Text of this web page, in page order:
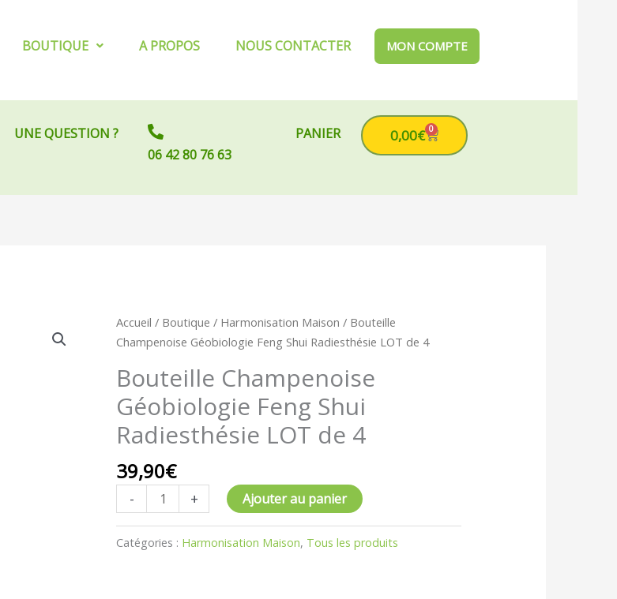
BOUTIQUE A PROPOS NOUS CONTACTER MON COMPTE
UNE QUESTION ?
06 42 80 76 63
PANIER 0,00€ 0
Cart
Accueil / Boutique / Harmonisation Maison / Bouteille
Champenoise Géobiologie Feng Shui Radiesthésie LOT de 4
Bouteille Champenoise
Géobiologie Feng Shui
Radiesthésie LOT de 4
39,90€
-
quantité
de
Champenoise
Géobiologie
Feng
Shui
LOT
4
+ Ajouter au panier
Catégories : Harmonisation Maison, Tous les produits